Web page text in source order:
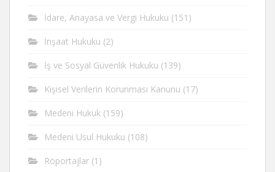
İdare, Anayasa ve Vergi Hukuku (151)
İnşaat Hukuku (2)
İş ve Sosyal Güvenlik Hukuku (139)
Kişisel Verilerin Korunması Kanunu (17)
Medeni Hukuk (159)
Medeni Usul Hukuku (108)
Röportajlar (1)